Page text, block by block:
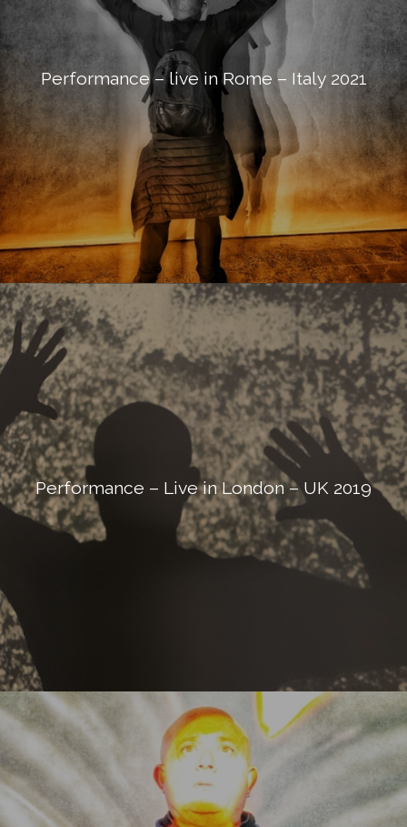
Performance – live in Rome – Italy 2021
Performance – Live in London – UK 2019